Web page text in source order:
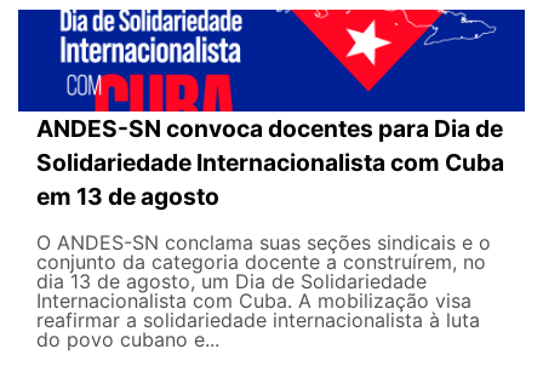
ANDES-SN convoca docentes para Dia de
Solidariedade Internacionalista com Cuba
em 13 de agosto
O ANDES-SN conclama suas seções sindicais e o
conjunto da categoria docente a construírem, no
dia 13 de agosto, um Dia de Solidariedade
Internacionalista com Cuba. A mobilização visa
reafirmar a solidariedade internacionalista à luta
do povo cubano e...